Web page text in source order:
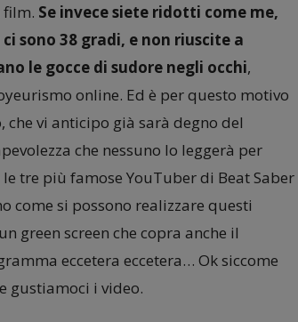
film. Se invece siete ridotti come me,
sono 38 gradi, e non riuscite a
le gocce di sudore negli occhi,
online. Ed è per questo motivo
vi anticipo già sarà degno del
che nessuno lo leggerà per
tre più famose YouTuber di Beat Saber
come si possono realizzare questi
green screen che copra anche il
eccetera eccetera… Ok siccome
gustiamoci i video.